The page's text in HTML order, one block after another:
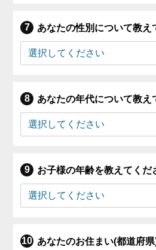
あなたの性別について教え
あなたの年代について教え
お子様の年齢を教えてくだ
あなたのお住まい(都道府